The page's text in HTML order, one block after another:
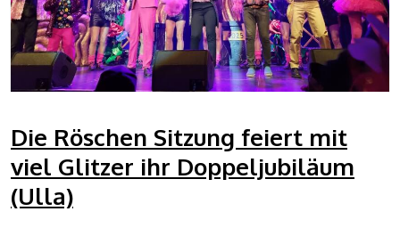
Die Röschen Sitzung feiert mit
viel Glitzer ihr Doppeljubiläum
(Ulla)